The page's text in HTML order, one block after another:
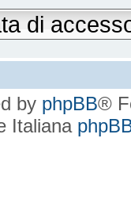
di
by phpBB®
Italiana